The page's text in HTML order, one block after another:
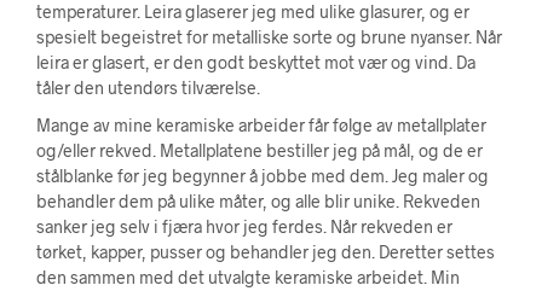
temperaturer. Leira glaserer jeg med ulike glasurer, og er
spesielt begeistret for metalliske sorte og brune nyanser. Når
leira er glasert, er den godt beskyttet mot vær og vind. Da
tåler den utendørs tilværelse.
Mange av mine keramiske arbeider får følge av metallplater
og/eller rekved. Metallplatene bestiller jeg på mål, og de er
stålblanke før jeg begynner å jobbe med dem. Jeg maler og
behandler dem på ulike måter, og alle blir unike. Rekveden
sanker jeg selv i fjæra hvor jeg ferdes. Når rekveden er
tørket, kapper, pusser og behandler jeg den. Deretter settes
den sammen med det utvalgte keramiske arbeidet. Min